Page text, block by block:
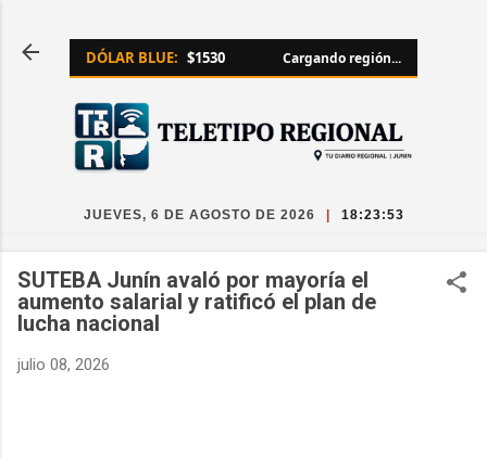
DÓLAR BLUE: $1530 Cargando región...
JUEVES, 6 DE AGOSTO DE 2026 18:23:54
SUTEBA Junín avaló por mayoría el
aumento salarial y ratificó el plan de
lucha nacional
julio 08, 2026